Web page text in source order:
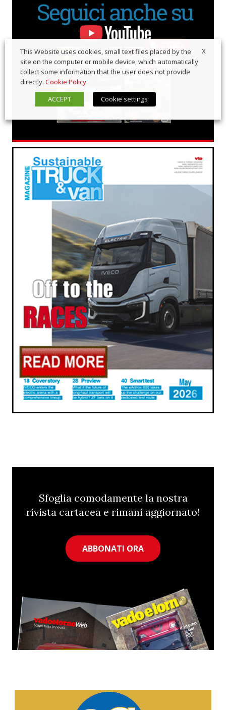
Sfoglia comodamente la nostra
rivista cartacea e rimani aggiornato!
ABBONATI ORA
X
This Website uses cookies, small text files placed by the
site on the computer or mobile device, which automatically
collect some information that the user does not provide
directly. Cookie Policy
ACCEPT
Cookie settings